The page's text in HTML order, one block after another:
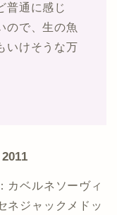
普通に感じ
ので、生の魚
いけそうな万
カベルネソーヴィ
ネジャックメドッ